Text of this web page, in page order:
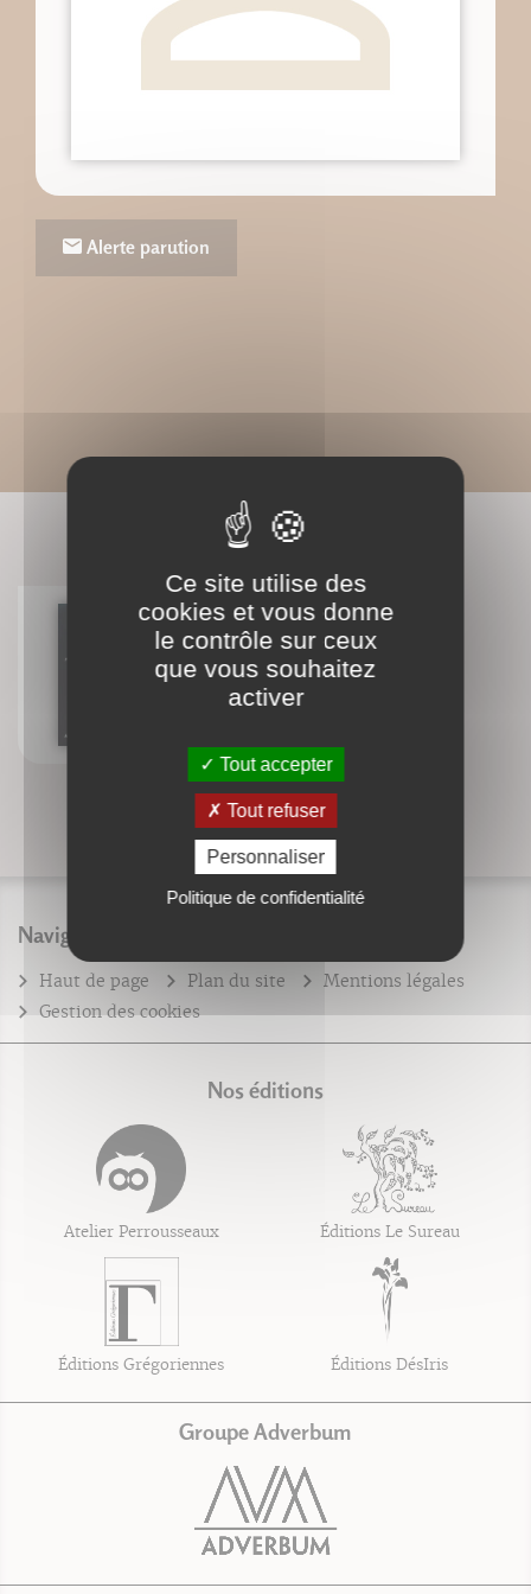
Alerte parution
BIBLIOGRAPHIE
La psycho-intégration
Georges Pegand
Navigation
Haut de page Plan du site
Mentions légales
Gestion des cookies
Nos éditions
Atelier Perrousseaux Éditions Le Sureau
Éditions Grégoriennes Éditions DésIris
Groupe Adverbum
Ce site utilise des
cookies et vous donne
le contrôle sur ceux
que vous souhaitez
activer
Tout accepter
Tout refuser
Personnaliser
Politique de confidentialité